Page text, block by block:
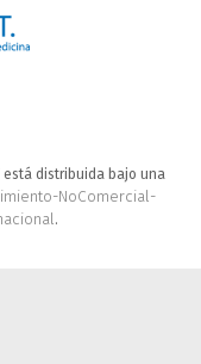
está distribuida bajo una
NoComercial-
.